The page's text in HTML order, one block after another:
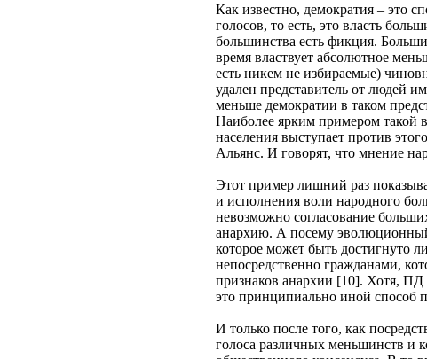
Как известно, демократия – это
голосов, то есть, это власть
большинства есть фикция.
время властвует абсолютное
есть никем не избираемые)
удален представитель от людей
меньше демократии в таком
Наиболее ярким примером такой
населения выступает против
Альянс. И говорят, что мнение
Этот пример лишний раз
и исполнения воли народного
невозможно согласование
анархию. А посему эволюционный
которое может быть достигнуто
непосредственно гражданами,
признаков анархии [10]. Хотя, ПД
это принципиально иной способ
И только после того, как
голоса различных меньшинств и